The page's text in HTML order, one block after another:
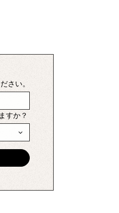
さい。
すか？